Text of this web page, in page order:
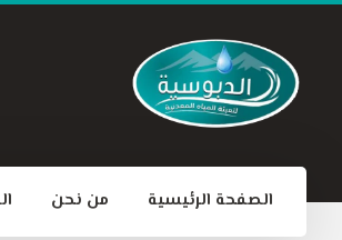
الصفحة الرئيسية من نحن